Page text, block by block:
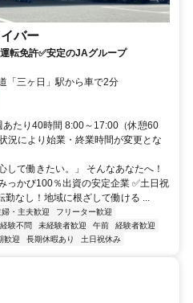
バー
転免許✅安定のJAグループ
「三ヶ日」駅から車で2分
たり40時間 8:00～17:00（休憩60
況により始業・終業時間が変更とな
して働きたい。」 そんなあなたへ！
っかび100％出資の安定企業 ✅土日祝
なし！地域に根ざして働ける ...
婦・主夫歓迎
フリーター歓迎
経験不問 未経験者歓迎 午前
経験者歓迎
歓迎 長期休暇あり 土日祝休み